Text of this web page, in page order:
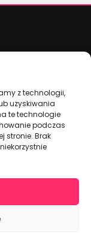
z technologii,
uzyskiwania
te technologie
podczas
stronie. Brak
403